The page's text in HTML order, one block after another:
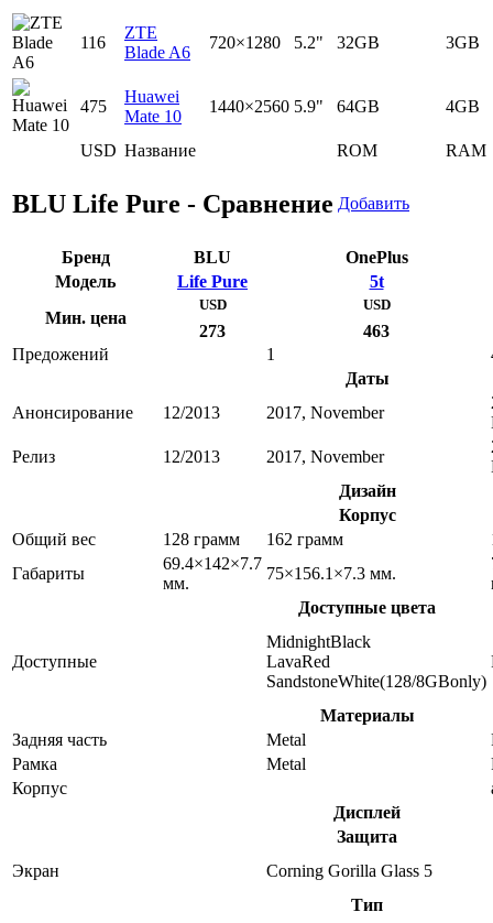
USD Название ROM RAM
116
ZTE
Blade A6
720×1280 5.2" 32GB 3GB
475
Huawei
Mate 10
1440×2560 5.9" 64GB 4GB
BLU Life Pure - Сравнение Добавить
Бренд BLU
OnePlus
Модель
Life Pure
5t
Мин. цена
USD
273
USD
463
Предожений
1
Даты
Анонсирование
12/2013 2017, November
Релиз
12/2013 2017, November
Дизайн
Корпус
Общий вес
128 грамм 162 грамм
Габариты
69.4×142×7.7
мм.
75×156.1×7.3 мм.
Доступные цвета
Доступные
MidnightBlack
LavaRed
SandstoneWhite(128/8GBonly)
Материалы
Задняя часть
Metal
Рамка
Metal
Корпус
Дисплей
Защита
Экран
Corning Gorilla Glass 5
Тип